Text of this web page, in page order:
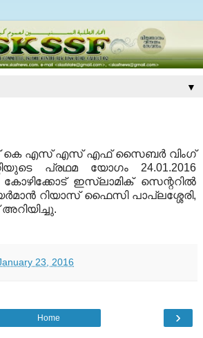
▼
കെ എസ് എസ് എഫ് സൈബര്‍ വിംഗ്
പ്രഥമ യോഗം 24.01.2016
ഇസ്‌ലാമിക് സെന്ററില്‍
റിയാസ് ഫൈസി പാപ്ലശ്ശേരി,
23, 2016
›
Home